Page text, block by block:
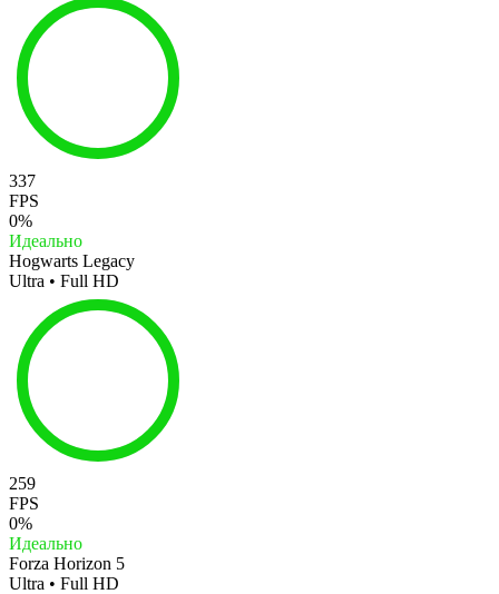
337
FPS
0%
Идеально
Hogwarts Legacy
Ultra • Full HD
259
FPS
0%
Идеально
Forza Horizon 5
Ultra • Full HD